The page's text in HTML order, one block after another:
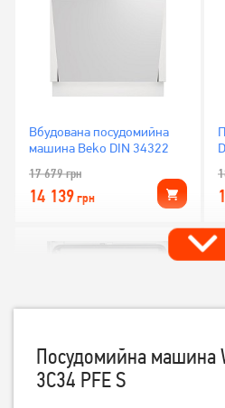
Вбудована посудомийна
машина Beko DIN 34322
17 679грн
14 139грн
Посудомийна машина
3C34 PFE S